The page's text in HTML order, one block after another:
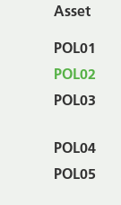
Asset
POL01
POL02
POL03
POL04
POL05